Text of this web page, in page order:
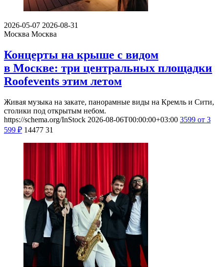
2026-05-07 2026-08-31
Москва Москва
Концерты на крыше с видом
в Москве: три центральных площадки
Roofevents этим летом
Живая музыка на закате, панорамные виды на Кремль и Сити,
столики под открытым небом.
https://schema.org/InStock 2026-08-06T00:00:00+03:00 3599 от 3
599 ₽ 14477 31